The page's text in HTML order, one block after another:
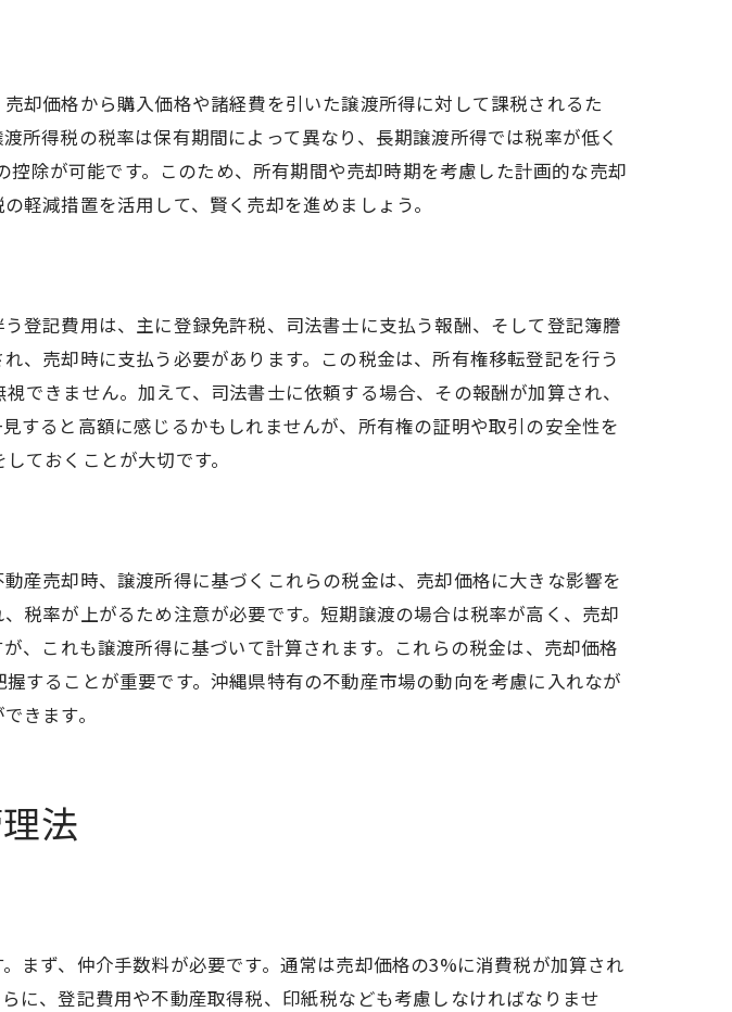
事前確認
もり
コスト
最大化しないためのポイント
クニック
の調査方法
用最適化
の交渉術
めの費用計算法
例
めの方法
金計画
策
イザーの選び方
する専門家の意見
却価格から購入価格や諸経費を引いた譲渡所得に対して課税されるた
所得税の税率は保有期間によって異なり、長期譲渡所得では税率が低く
除が可能です。このため、所有期間や売却時期を考慮した計画的な売却
軽減措置を活用して、賢く売却を進めましょう。
登記費用は、主に登録免許税、司法書士に支払う報酬、そして登記簿謄
、売却時に支払う必要があります。この税金は、所有権移転登記を行う
できません。加えて、司法書士に依頼する場合、その報酬が加算され、
すると高額に感じるかもしれませんが、所有権の証明や取引の安全性を
ておくことが大切です。
産売却時、譲渡所得に基づくこれらの税金は、売却価格に大きな影響を
税率が上がるため注意が必要です。短期譲渡の場合は税率が高く、売却
、これも譲渡所得に基づいて計算されます。これらの税金は、売却価格
することが重要です。沖縄県特有の不動産市場の動向を考慮に入れなが
きます。
法
まず、仲介手数料が必要です。通常は売却価格の3%に消費税が加算され
に、登記費用や不動産取得税、印紙税なども考慮しなければなりませ